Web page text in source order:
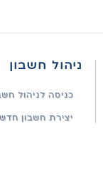
ניהול חשבון
כניסה לניהול
יצירת חשבון חדש